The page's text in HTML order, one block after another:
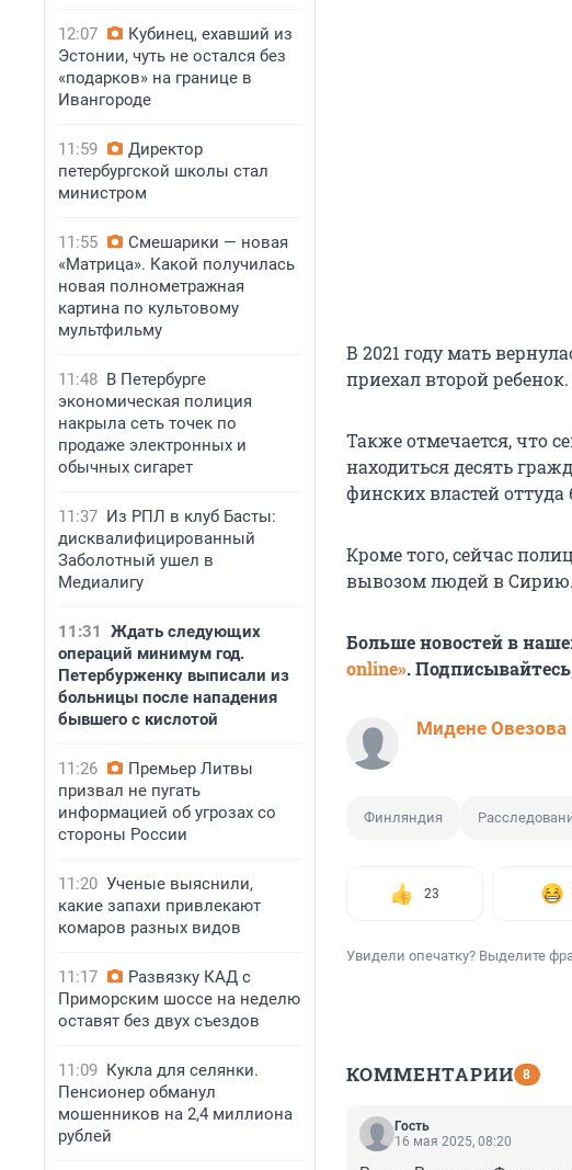
12:07
Кубинец, ехавший из
Эстонии, чуть не остался без
«подарков» на границе в
Ивангороде
11:59
Директор
петербургской школы стал
министром
11:55
Смешарики — новая
«Матрица». Какой получилась
новая полнометражная
картина по культовому
мультфильму
11:48 В Петербурге
экономическая полиция
накрыла сеть точек по
продаже электронных и
обычных сигарет
11:37 Из РПЛ в клуб Басты:
дисквалифицированный
Заболотный ушел в
Медиалигу
11:31
Ждать следующих
операций минимум год.
Петербурженку выписали из
больницы после нападения
бывшего с кислотой
11:26
Премьер Литвы
призвал не пугать
информацией об угрозах со
стороны России
11:20 Ученые выяснили,
какие запахи привлекают
комаров разных видов
11:17
Развязку КАД с
Приморским шоссе на неделю
оставят без двух съездов
11:09 Кукла для селянки.
Пенсионер обманул
мошенников на 2,4 миллиона
рублей
В 2021 году мать
приехал второй
Также отмечается, что
находиться десять
финских властей
Кроме того, сейчас
вывозом людей в
Больше новостей в
online».
Мидене Овезова
Финляндия
23
Увидели опечатку? Выделите
КОММЕНТАРИИ 8
Гость
16 мая 2025, 08:20